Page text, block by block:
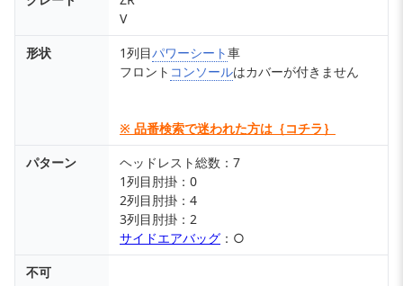
V
形状
1列目パワーシート車
フロント コンソールはカバーが付きません
※ 品番検索で迷われた方は｛コチラ｝
パターン
ヘッドレスト総数：7
1列目肘掛：0
2列目肘掛：4
3列目肘掛：2
サイドエアバッグ ：○
不可